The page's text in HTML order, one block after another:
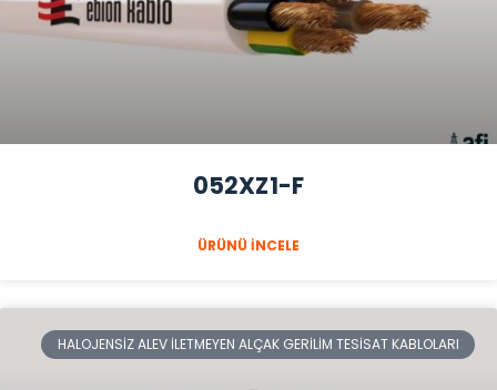
052XZ1-F
ÜRÜNÜ İNCELE
HALOJENSIZ ALEV İLETMEYEN ALÇAK GERILIM TESISAT KABLOLARI